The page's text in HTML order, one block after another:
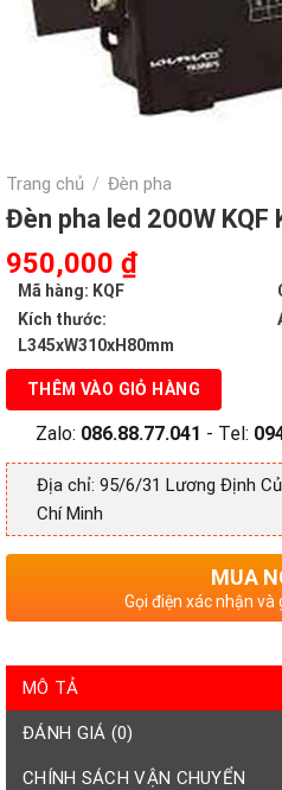
Trang chủ / Đèn pha
Đèn pha led 200W KQF
Giá
gốc
là:
1,890,000 ₫.
950,000 ₫Giá
là:
950,000 ₫.
Mã hàng: KQF
Kích thước:
L345xW310xH80mm
THÊM VÀO GIỎ HÀNG
Zalo: 086.88.77.041 - Tel:
Địa chỉ: 95/6/31 Lương Định
Chí Minh
MUA
Gọi điện xác nhận
MÔ TẢ
ĐÁNH GIÁ (0)
CHÍNH SÁCH VẬN CHUYỂN